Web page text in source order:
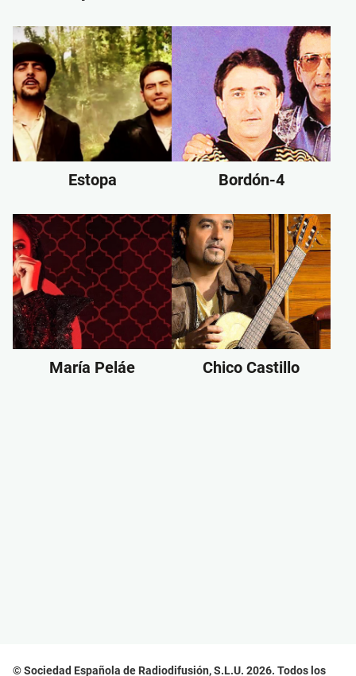
Estopa Bordón-4
María Peláe Chico Castillo
© Sociedad Española de Radiodifusión, S.L.U. 2026. Todos los